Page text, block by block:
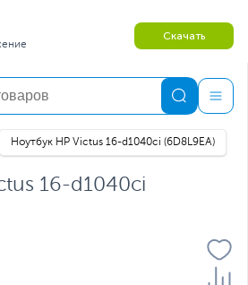
Скачать
Ноутбук HP Victus 16-d1040ci (6D8L9EA)
16-d1040ci